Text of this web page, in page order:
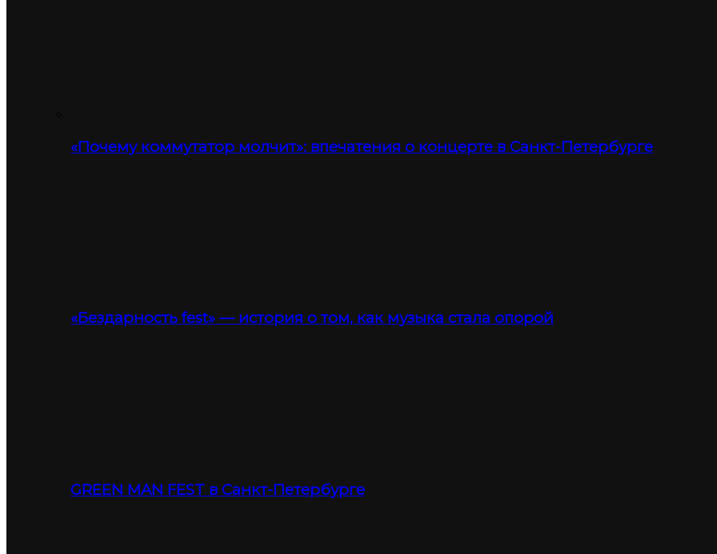
«Почему коммутатор молчит»: впечатения о концерте в Санкт-Петербурге
«Бездарность fest» — история о том, как музыка стала опорой
GREEN MAN FEST в Санкт-Петербурге